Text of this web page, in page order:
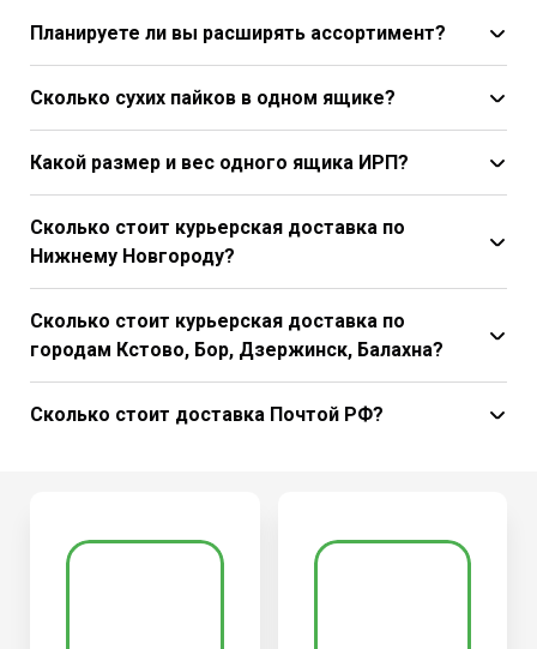
Планируете ли вы расширять ассортимент?
Сколько сухих пайков в одном ящике?
Какой размер и вес одного ящика ИРП?
Сколько стоит курьерская доставка по
Нижнему Новгороду?
Сколько стоит курьерская доставка по
городам Кстово, Бор, Дзержинск, Балахна?
Сколько стоит доставка Почтой РФ?